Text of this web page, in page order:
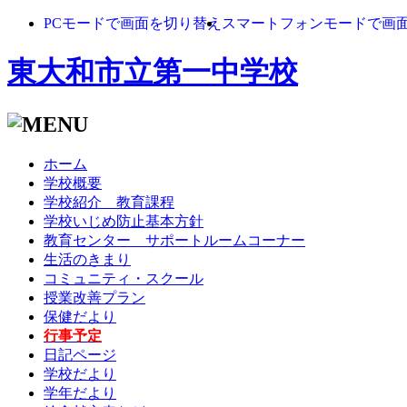
PCモードで画面を切り替え スマートフォンモードで画
東大和市立第一中学校
ホーム
学校概要
学校紹介 教育課程
学校いじめ防止基本方針
教育センター サポートルームコーナー
生活のきまり
コミュニティ・スクール
授業改善プラン
保健だより
行事予定
日記ページ
学校だより
学年だより